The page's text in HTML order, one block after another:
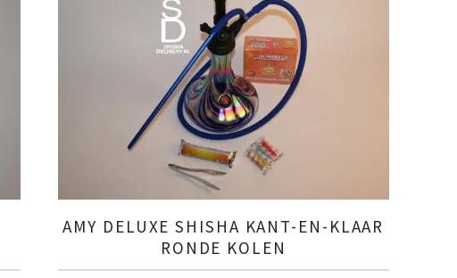
AMY DELUXE SHISHA KANT-EN-KLAAR
RONDE KOLEN